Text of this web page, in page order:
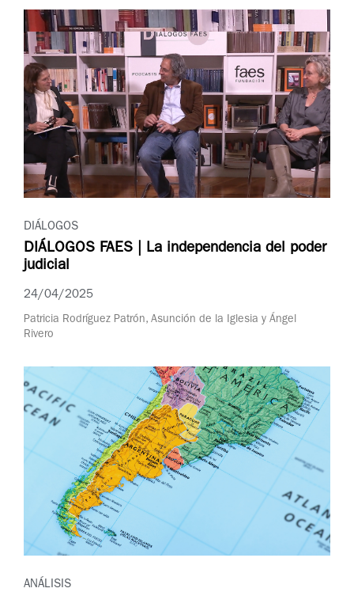
DIÁLOGOS
DIÁLOGOS FAES | La independencia del poder
judicial
24/04/2025
Patricia Rodríguez Patrón, Asunción de la Iglesia y Ángel
Rivero
ANÁLISIS